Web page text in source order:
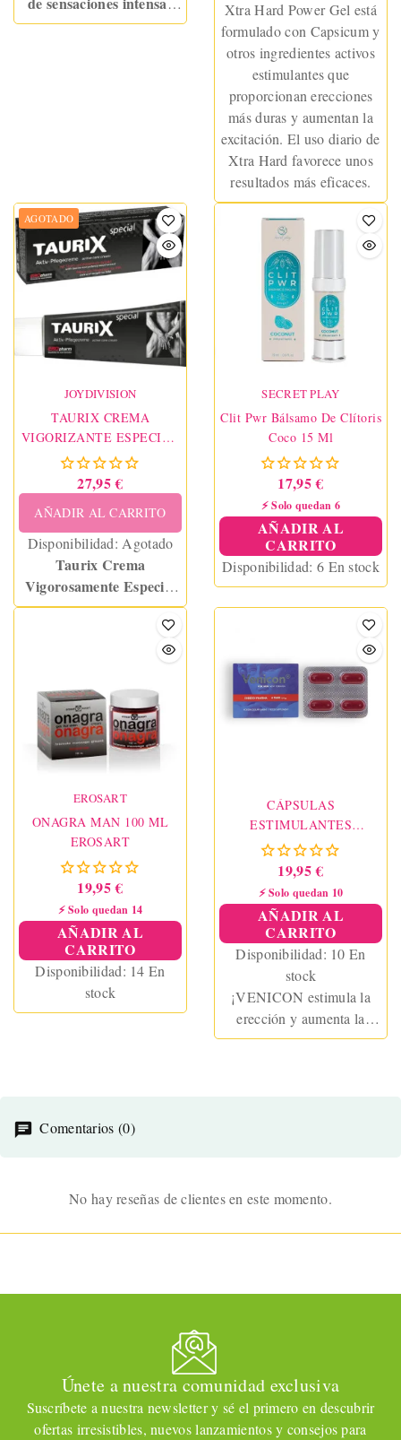
con esta crema de
ingredientes 100%
naturales y compatible con
látex, esta crema es una
verdadera oda a la
sensualidad. Recuerda, no
es recomendable para
mujeres embarazadas o
personas con herpes
genital.
Xtra Hard Power Gel está
formulado con Capsicum y
otros ingredientes activos
estimulantes que
proporcionan erecciones
más duras y aumentan la
excitación. El uso diario de
Xtra Hard favorece unos
resultados más eficaces.
AGOTADO
JOYDIVISION
TAURIX CREMA
VIGORIZANTE ESPECIAL
40 ML - JOYDIVION
EROPHARM
27,95 €
AÑADIR AL CARRITO
Disponibilidad: Agotado
Taurix Crema
Vigorosamente Especial
mejora la vitalidad
masculina gracias a su
fórmula natural con taurina
toro. Potencia la erección,
revitaliza la zona genital y
ofrece resultados rápidos y
efectivos.
SECRET PLAY
Clit Pwr Bálsamo De Clítoris
Coco 15 Ml
17,95 €
⚡ Solo quedan 6
AÑADIR AL
CARRITO
Disponibilidad: 6 En stock
EROSART
ONAGRA MAN 100 ML
EROSART
19,95 €
⚡ Solo quedan 14
AÑADIR AL
CARRITO
Disponibilidad: 14 En
stock
CÁPSULAS
ESTIMULANTES
VENICON PARA HOMBRE
19,95 €
⚡ Solo quedan 10
AÑADIR AL
CARRITO
Disponibilidad: 10 En
stock
¡VENICON estimula la
erección y aumenta la
potencia sexual! Muchos
Comentarios (0)
No hay reseñas de clientes en este momento.
Únete a nuestra comunidad exclusiva
Suscríbete a nuestra newsletter y sé el primero en descubrir
ofertas irresistibles, nuevos lanzamientos y consejos para